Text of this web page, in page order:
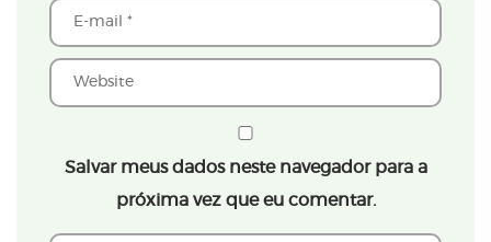
Salvar meus dados neste navegador para a
próxima vez que eu comentar.